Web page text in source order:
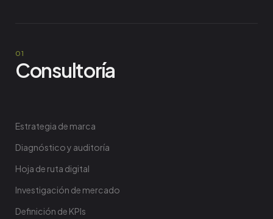
Consultoría
Estrategia de marca
Diagnóstico y auditoría
Hoja de ruta digital
Investigación de mercado
Definición de KPIs